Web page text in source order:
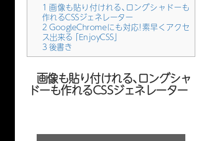
1 画像も貼り付けれる、ロングシャドーも
作れるCSSジェネレーター
2 GoogleChromeにも対応！素早くアクセ
ス出来る 「EnjoyCSS」
3後書き
画像も貼り付けれる、ロングシャ
ドーも作れるCSSジェネレーター